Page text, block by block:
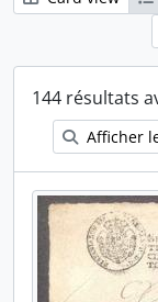
144 résultats
Afficher